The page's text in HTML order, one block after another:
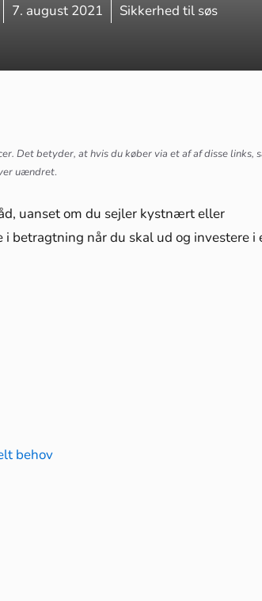
7. august 2021 Sikkerhed til søs
Det betyder, at hvis du køber via et af af disse links,
uændret.
uanset om du sejler kystnært eller
betragtning når du skal ud og investere i
behov